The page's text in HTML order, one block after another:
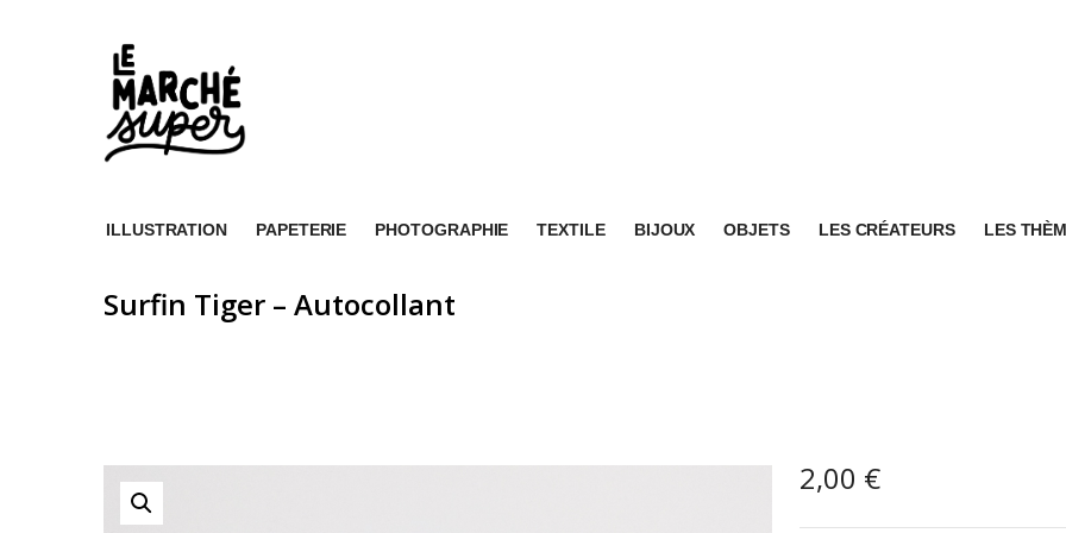
ILLUSTRATION PAPETERIE PHOTOGRAPHIE TEXTILE BIJOUX OBJETS LES CRÉATEURS LES
Surfin Tiger – Autocollant
2,00 €